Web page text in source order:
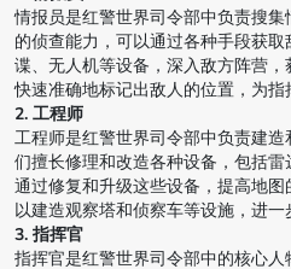
情报员是红警世界司令部中负责搜
的侦查能力，可以通过各种手段获
谍、无人机等设备，深入敌方阵营
快速准确地标记出敌人的位置，为指
2. 工程师
工程师是红警世界司令部中负责建
们擅长修理和改造各种设备，包括
通过修复和升级这些设备，提高地
以建造观察塔和侦察车等设施，进一
3. 指挥官
指挥官是红警世界司令部中的核心